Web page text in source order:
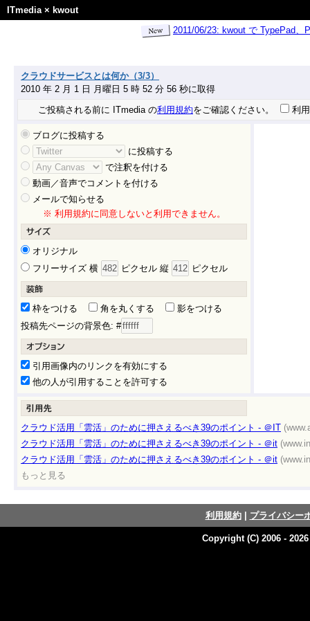
ITmedia× kwout
2011/06/23: kwout で TypePad
クラウドサービスとは何か（3/3）
2010 年 2 月 1 日 月曜日 5 時 52 分 56 秒に取得
ご投稿される前に ITmedia の利用規約をご確認ください。 利
ブログに投稿する
に投稿する
で注釈を付ける
動画／音声でコメントを付ける
メールで知らせる
※ 利用規約に同意しないと利用できません。
オリジナル
フリーサイズ 横
ピクセル 縦 ピクセル
枠をつける 角を丸くする
影をつける
投稿先ページの背景色: #
引用画像内のリンクを有効にする
他の人が引用することを許可する
クラウド活用「雲活」のために押さえるべき39のポイント - ＠IT
クラウド活用「雲活」のために押さえるべき39のポイント - ＠it
クラウド活用「雲活」のために押さえるべき39のポイント - ＠it
もっと見る
利用規約| プライバシー
Copyright (C) 2006 -